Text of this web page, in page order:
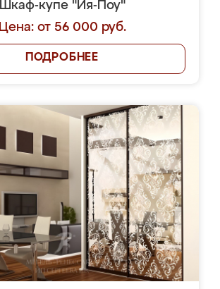
Шкаф-купе "Йя-Поу"
Цена: от 56 000 руб.
ПОДРОБНЕЕ